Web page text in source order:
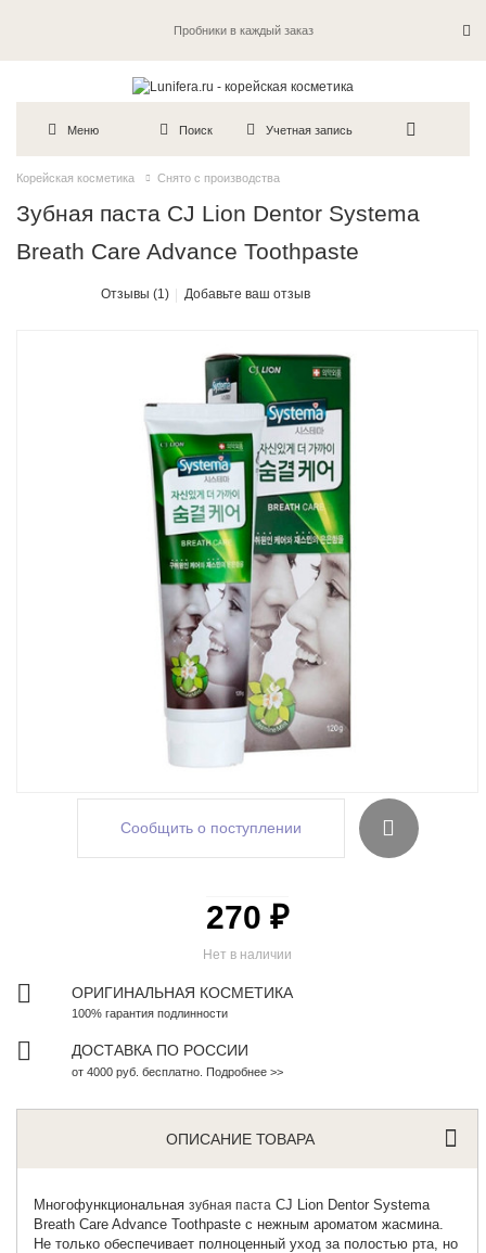
Пробники в каждый заказ
Меню Поиск Учетная запись
Корейская косметика Снято с производства
Зубная паста CJ Lion Dentor Systema
Breath Care Advance Toothpaste
Отзывы (1) Добавьте ваш отзыв
Сообщить о поступлении
Нет в наличии
270 ₽
ОРИГИНАЛЬНАЯ КОСМЕТИКА
100% гарантия подлинности
ДОСТАВКА ПО РОССИИ
от 4000 руб. бесплатно. Подробнее >>
ОПИСАНИЕ ТОВАРА
Многофункциональнаязубная паста CJ Lion Dentor Systema
Breath Care Advance Toothpaste с нежным ароматом жасмина.
Не только обеспечивает полноценный уход за полостью рта, но